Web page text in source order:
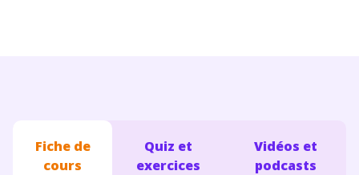
Fiche de
cours
Quiz et
exercices
Vidéos et
podcasts